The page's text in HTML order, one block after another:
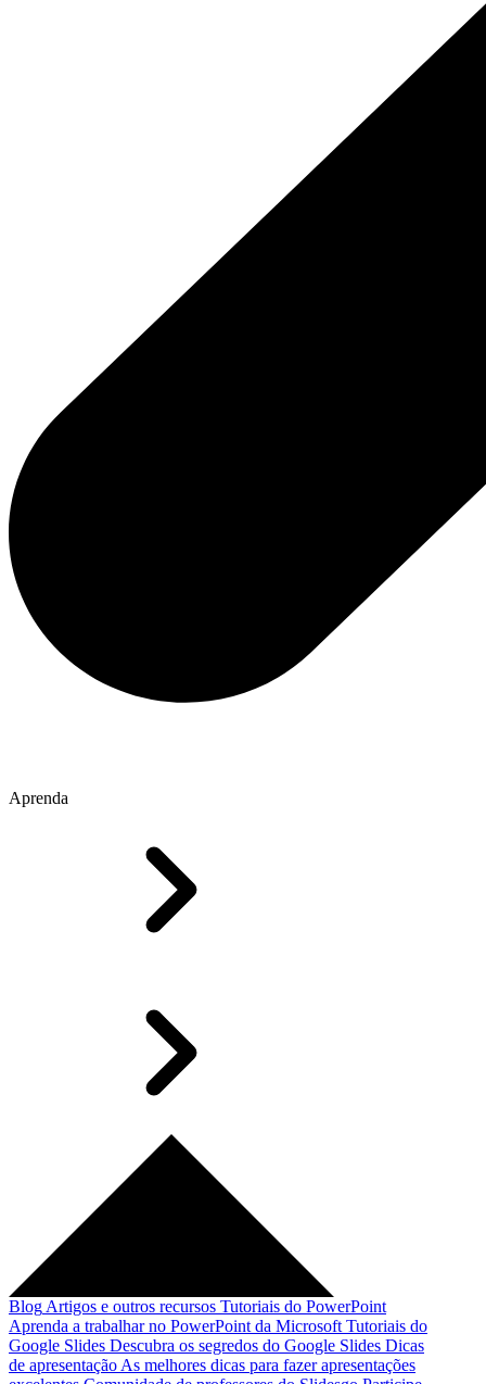
Aprenda
Blog Artigos e outros recursos Tutoriais do PowerPoint
Aprenda a trabalhar no PowerPoint da Microsoft Tutoriais do
Google Slides Descubra os segredos do Google Slides Dicas
de apresentação As melhores dicas para fazer apresentações